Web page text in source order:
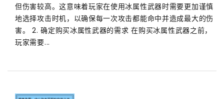
但伤害较高。这意味着玩家在使用冰属性武器时需要更加谨慎
地选择攻击时机，以确保每一次攻击都能命中并造成最大的伤
害。 2. 确定购买冰属性武器的需求 在购买冰属性武器之前，
玩家需要...